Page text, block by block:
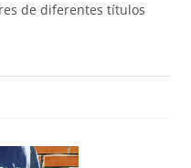
de diferentes títulos